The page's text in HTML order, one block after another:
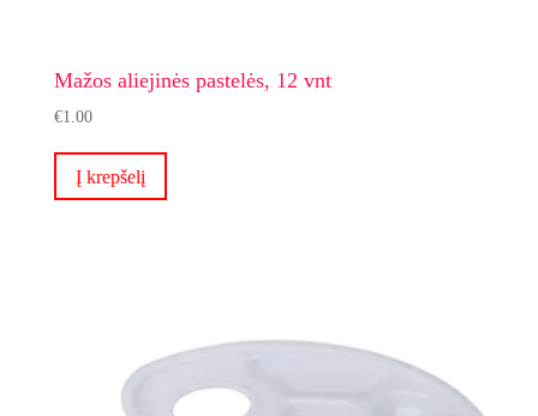
Mažos aliejinės pastelės, 12 vnt
€1.00
Į krepšelį